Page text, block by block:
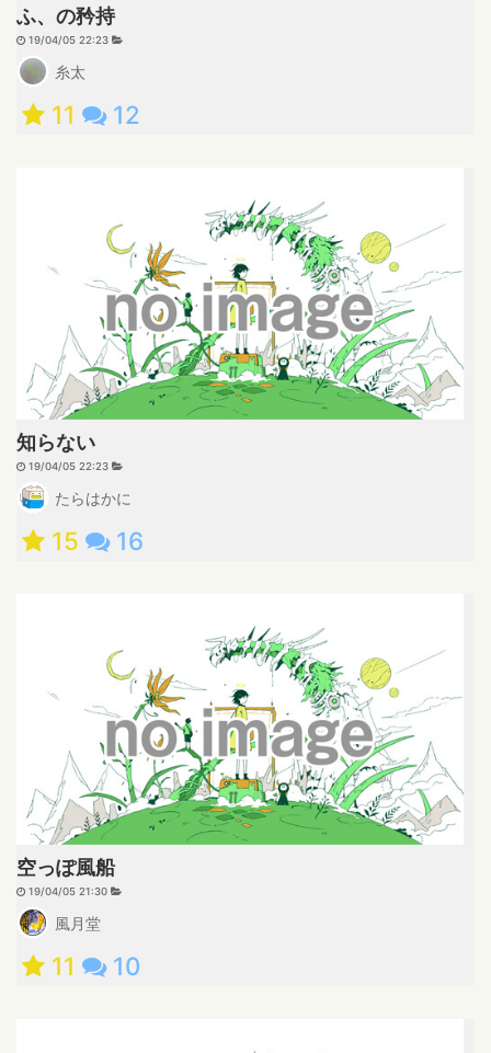
ふ、の矜持
19/04/05 22:23
糸太
11 12
知らない
19/04/05 22:23
たらはかに
15 16
空っぽ風船
19/04/05 21:30
風月堂
11 10